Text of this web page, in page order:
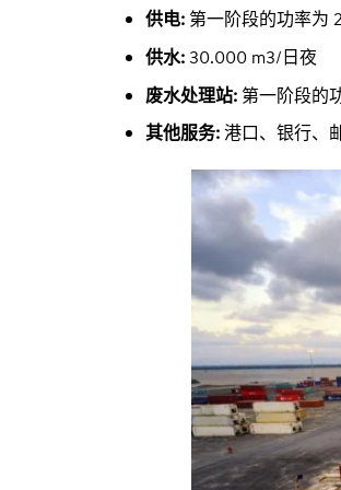
供电:第一阶段的功率为
供水:30.000 m3/日夜
废水处理站: 第一阶段的
其他服务:港口、银行、